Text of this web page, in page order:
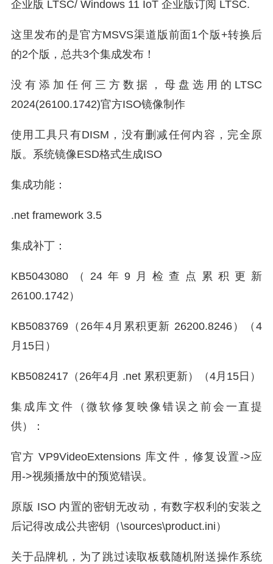
企业版 LTSC/ Windows 11 IoT 企业版订阅 LTSC.
这里发布的是官方MSVS渠道版前面1个版+转换后
的2个版，总共3个集成发布！
没有添加任何三方数据，母盘选用的LTSC
2024(26100.1742)官方ISO镜像制作
使用工具只有DISM，没有删减任何内容，完全原
版。系统镜像ESD格式生成ISO
集成功能：
.net framework 3.5
集成补丁：
KB5043080（24年9月检查点累积更新
26100.1742）
KB5083769（26年4月累积更新 26200.8246）（4
月15日）
KB5082417（26年4月 .net 累积更新）（4月15日）
集成库文件（微软修复映像错误之前会一直提
供）：
官方 VP9VideoExtensions 库文件，修复设置->应
用->视频播放中的预览错误。
原版 ISO 内置的密钥无改动，有数字权利的安装之
后记得改成公共密钥（\sources\product.ini）
关于品牌机，为了跳过读取板载随机附送操作系统